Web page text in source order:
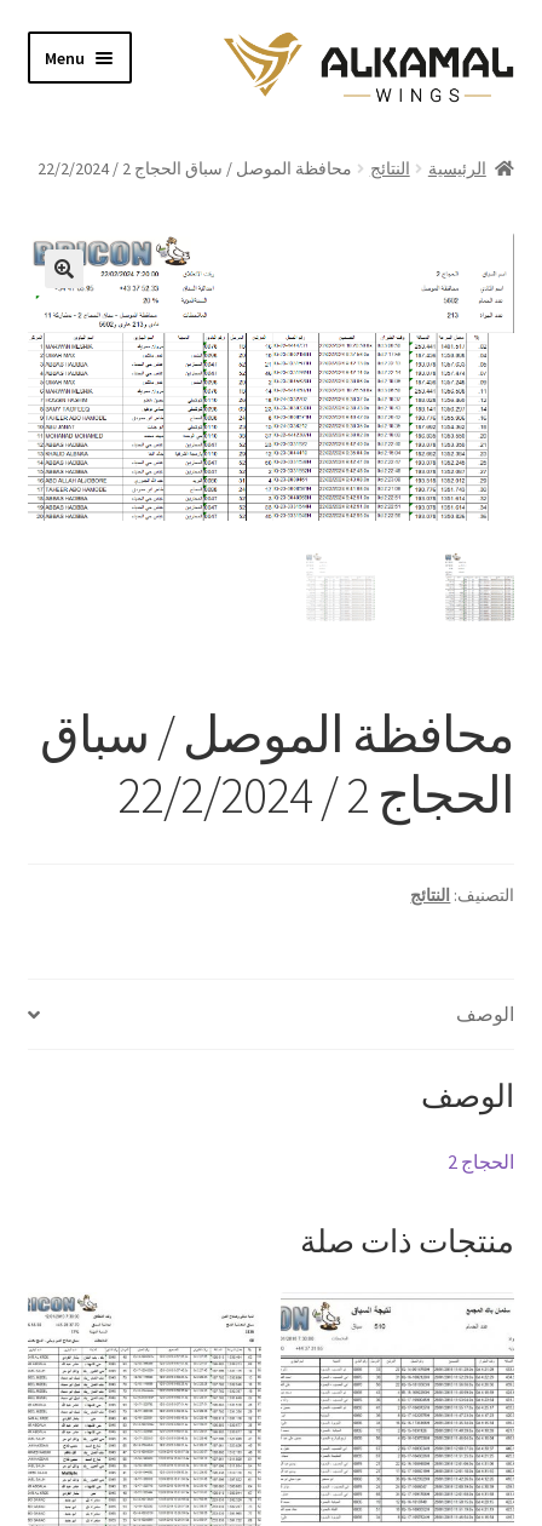
Skip
to
navigation
Skip
to
content
Menu
Video
Contact
الرئيسية النتائج محافظة الموصل / سباق الحجاج 2 / 22/2/2024
محافظة الموصل / سباق
الحجاج 2 / 22/2/2024
التصنيف: النتائج
الوصف
الوصف
الحجاج 2
منتجات ذات صلة